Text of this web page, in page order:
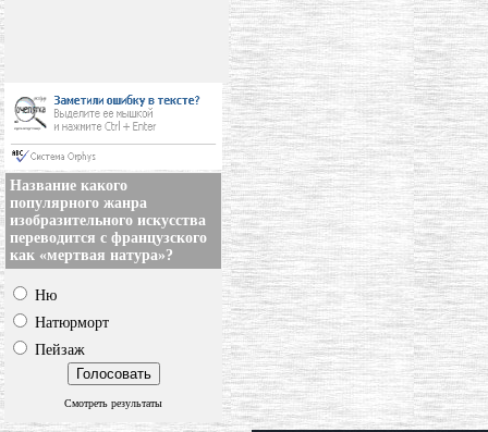
Название какого
популярного жанра
изобразительного искусства
переводится с французского
как «мертвая натура»?
Ню
Натюрморт
Пейзаж
Смотреть результаты